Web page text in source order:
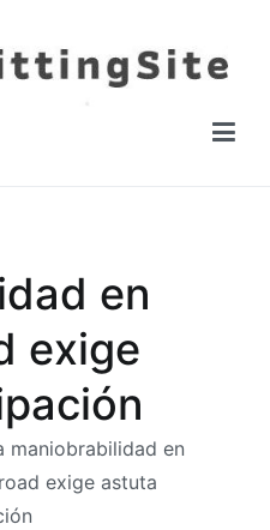
en
exige
maniobrabilidad en
exige astuta